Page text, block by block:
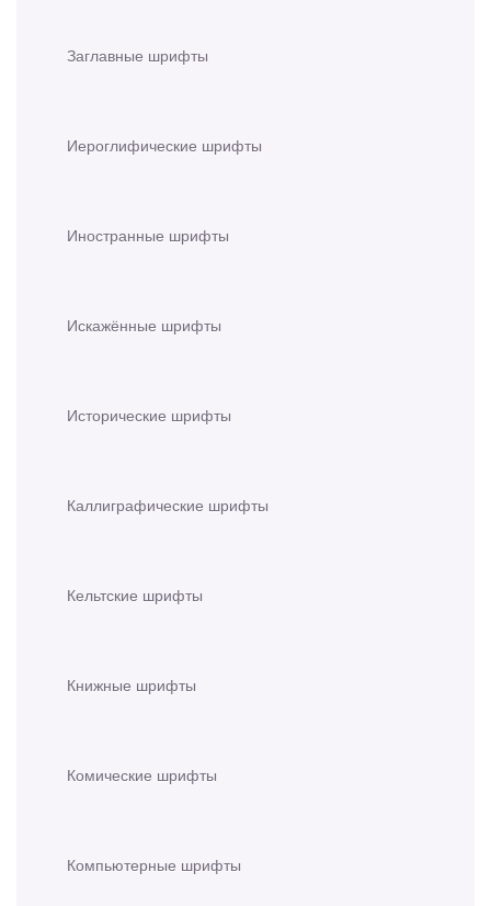
Заглавные шрифты
Иероглифические шрифты
Иностранные шрифты
Искажённые шрифты
Исторические шрифты
Каллиграфические шрифты
Кельтские шрифты
Книжные шрифты
Комические шрифты
Компьютерные шрифты